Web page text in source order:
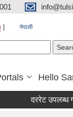
नेपाली
Hello
दररेट उपलब्ध गराउने